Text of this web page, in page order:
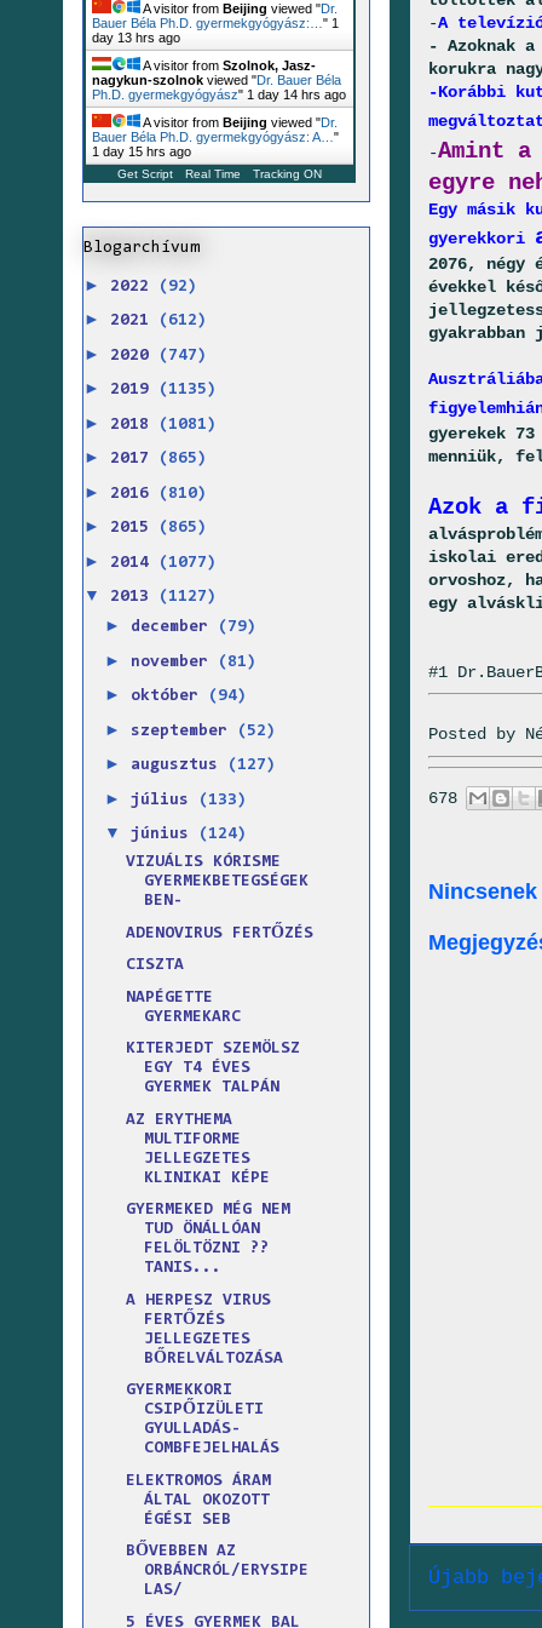
-A
- Azoknak
korukra
-Korábbi
-Amint
egyre
Egy másik
gyerekkori
2076,
évekkel
gyerekek
menniük,
Azok a
iskolai
orvoshoz,
egy
#1
Posted by
678
Újabb
A visitor from Beijing viewed "Dr.
Bauer Béla Ph.D. gyermekgyógyász:… " 1
day 13 hrs ago
A visitor from Szolnok, Jasz-
nagykun-szolnok viewed "Dr. Bauer Béla
Ph.D. gyermekgyógyász" 1 day 14 hrs ago
A visitor from Beijing viewed "Dr.
Bauer Béla Ph.D. gyermekgyógyász: A… "
1 day 15 hrs ago
Get Script Real Time Tracking ON
Blogarchívum
► 2022 (92)
► 2021 (612)
► 2020 (747)
► 2019 (1135)
► 2018 (1081)
► 2017 (865)
► 2016 (810)
► 2015 (865)
► 2014 (1077)
▼ 2013 (1127)
► december (79)
► november (81)
► október (94)
► szeptember (52)
► augusztus (127)
► július (133)
▼ június
(124)
VIZUÁLIS KÓRISME
GYERMEKBETEGSÉGEK
BEN-
ADENOVIRUS FERTŐZÉS
CISZTA
NAPÉGETTE
GYERMEKARC
KITERJEDT SZEMÖLSZ
EGY T4 ÉVES
GYERMEK TALPÁN
AZ ERYTHEMA
MULTIFORME
JELLEGZETES
KLINIKAI KÉPE
GYERMEKED MÉG NEM
TUD ÖNÁLLÓAN
FELÖLTÖZNI ??
TANIS...
A HERPESZ VIRUS
FERTŐZÉS
JELLEGZETES
BŐRELVÁLTOZÁSA
GYERMEKKORI
CSIPŐIZÜLETI
GYULLADÁS-
COMBFEJELHALÁS
ELEKTROMOS ÁRAM
ÁLTAL OKOZOTT
ÉGÉSI SEB
BŐVEBBEN AZ
ORBÁNCRÓL/ERYSIPE
LAS/
5 ÉVES GYERMEK BAL